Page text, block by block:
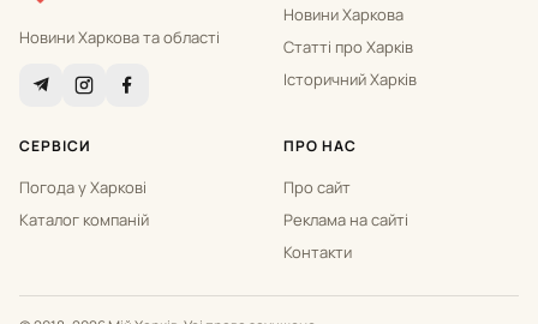
Новини Харкова та області
Новини Харкова
Статті про Харків
Історичний Харків
СЕРВІСИ
Погода у Харкові
Каталог компаній
ПРО НАС
Про сайт
Реклама на сайті
Контакти